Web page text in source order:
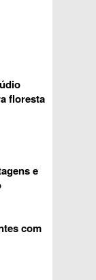
floresta
e
com